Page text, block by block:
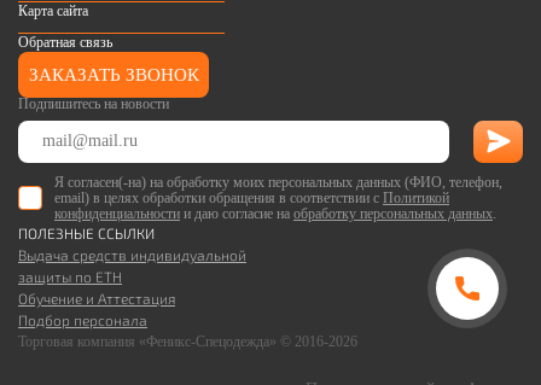
Подпишитесь на новости
Я согласен(-на) на обработку моих персональных данных (ФИО, телефон,
email) в целях обработки обращения в соответствии с Политикой
конфиденциальности и даю согласие на обработку персональных данных
Торговая компания «Феникс-Спецодежда» © 2016-2026
Карта сайта
Обратная связь
ЗАКАЗАТЬ ЗВОНОК
ПОЛЕЗНЫЕ ССЫЛКИ
Выдача средств индивидуальной
защиты по ЕТН
Обучение и Аттестация
Подбор персонала